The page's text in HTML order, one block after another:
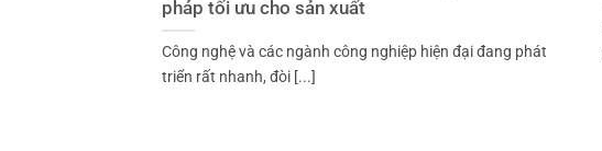
pháp tối ưu cho sản xuất
Công nghệ và các ngành công nghiệp hiện đại đang phát
triển rất nhanh, đòi [...]